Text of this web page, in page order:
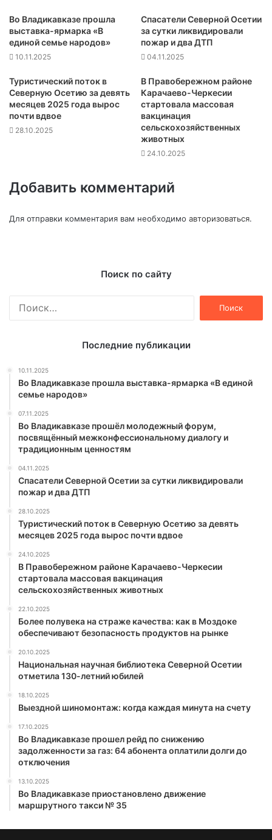
Во Владикавказе прошла
выставка-ярмарка «В
единой семье народов»
10.11.2025
Спасатели Северной Осетии
за сутки ликвидировали
пожар и два ДТП
04.11.2025
Туристический поток в
Северную Осетию за девять
месяцев 2025 года вырос
почти вдвое
28.10.2025
В Правобережном районе
Карачаево-Черкесии
стартовала массовая
вакцинация
сельскохозяйственных
животных
24.10.2025
Добавить комментарий
Для отправки комментария вам необходимо авторизоваться.
Поиск по сайту
Последние публикации
10.11.2025
Во Владикавказе прошла выставка-ярмарка «В единой
семье народов»
07.11.2025
Во Владикавказе прошёл молодежный форум,
посвящённый межконфессиональному диалогу и
традиционным ценностям
04.11.2025
Спасатели Северной Осетии за сутки ликвидировали
пожар и два ДТП
28.10.2025
Туристический поток в Северную Осетию за девять
месяцев 2025 года вырос почти вдвое
24.10.2025
В Правобережном районе Карачаево-Черкесии
стартовала массовая вакцинация
сельскохозяйственных животных
22.10.2025
Более полувека на страже качества: как в Моздоке
обеспечивают безопасность продуктов на рынке
20.10.2025
Национальная научная библиотека Северной Осетии
отметила 130-летний юбилей
18.10.2025
Выездной шиномонтаж: когда каждая минута на счету
17.10.2025
Во Владикавказе прошел рейд по снижению
задолженности за газ: 64 абонента оплатили долги до
отключения
13.10.2025
Во Владикавказе приостановлено движение
маршрутного такси № 35